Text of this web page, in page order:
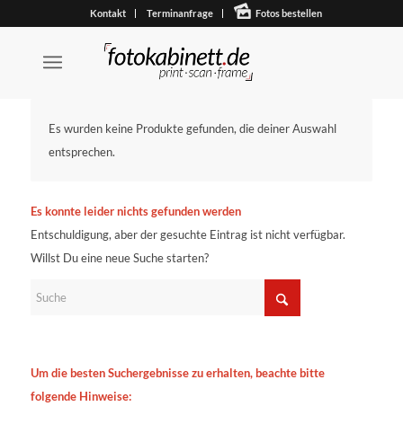
Kontakt Terminanfrage Fotos bestellen
Es wurden keine Produkte gefunden, die deiner Auswahl
entsprechen.
Es konnte leider nichts gefunden werden
Entschuldigung, aber der gesuchte Eintrag ist nicht verfügbar.
Willst Du eine neue Suche starten?
Um die besten Suchergebnisse zu erhalten, beachte bitte
folgende Hinweise: